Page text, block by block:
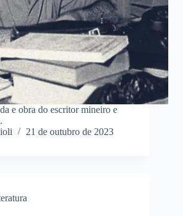
e obra do escritor mineiro e
21 de outubro de 2023